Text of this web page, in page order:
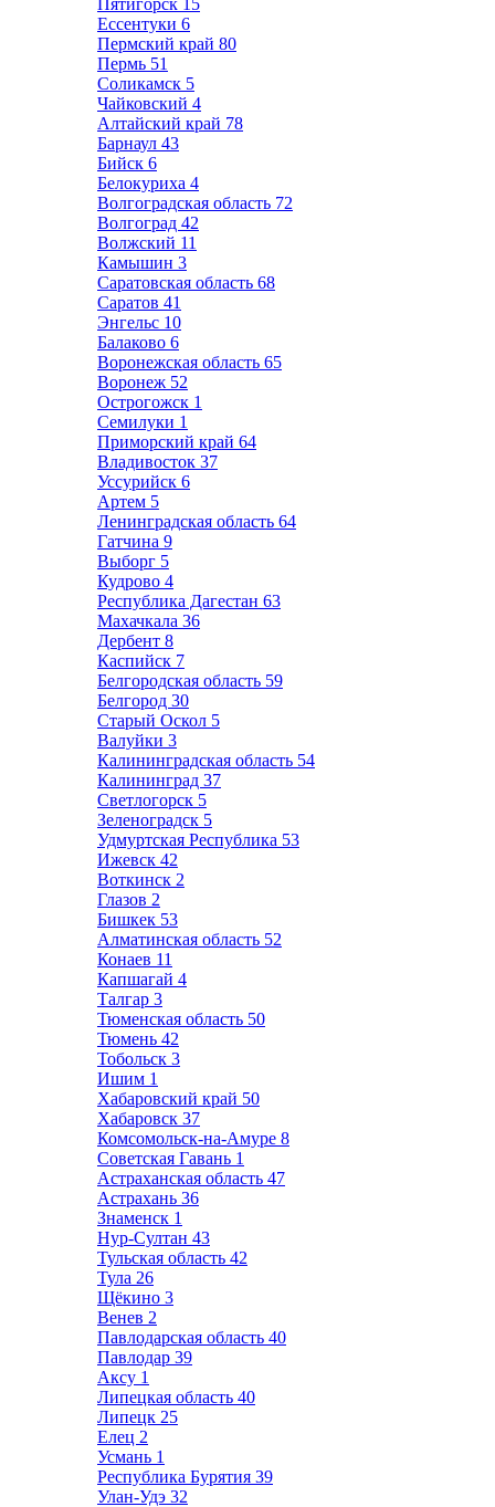
Пятигорск 15
Ессентуки 6
Пермский край 80
Пермь 51
Соликамск 5
Чайковский 4
Алтайский край 78
Барнаул 43
Бийск 6
Белокуриха 4
Волгоградская область 72
Волгоград 42
Волжский 11
Камышин 3
Саратовская область 68
Саратов 41
Энгельс 10
Балаково 6
Воронежская область 65
Воронеж 52
Острогожск 1
Семилуки 1
Приморский край 64
Владивосток 37
Уссурийск 6
Артем 5
Ленинградская область 64
Гатчина 9
Выборг 5
Кудрово 4
Республика Дагестан 63
Махачкала 36
Дербент 8
Каспийск 7
Белгородская область 59
Белгород 30
Старый Оскол 5
Валуйки 3
Калининградская область 54
Калининград 37
Светлогорск 5
Зеленоградск 5
Удмуртская Республика 53
Ижевск 42
Воткинск 2
Глазов 2
Бишкек 53
Алматинская область 52
Конаев 11
Капшагай 4
Талгар 3
Тюменская область 50
Тюмень 42
Тобольск 3
Ишим 1
Хабаровский край 50
Хабаровск 37
Комсомольск-на-Амуре 8
Советская Гавань 1
Астраханская область 47
Астрахань 36
Знаменск 1
Нур-Султан 43
Тульская область 42
Тула 26
Щёкино 3
Венев 2
Павлодарская область 40
Павлодар 39
Аксу 1
Липецкая область 40
Липецк 25
Елец 2
Усмань 1
Республика Бурятия 39
Улан-Удэ 32